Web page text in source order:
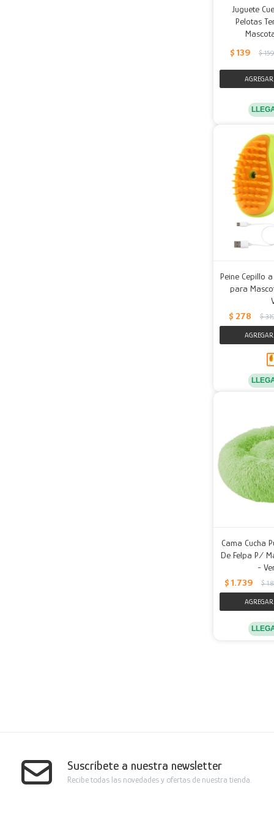
Juguete
Pelotas
$ 139 $ 159
Peine Cepillo
para
$ 278 $
Cama Cucha
De Felpa P/
-
$ 1.739 $
Suscríbete a nuestra newsletter
Recibe todas las novedades y ofertas de nuestra tienda.